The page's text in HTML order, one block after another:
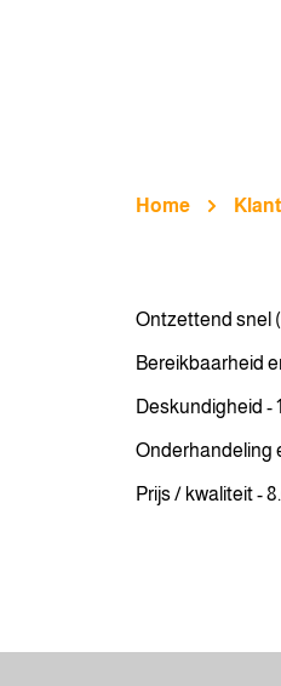
Home
Ontzettend snel
Bereikbaarheid
Deskundigheid -
Onderhandeling
Prijs / kwaliteit -